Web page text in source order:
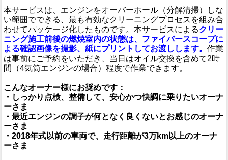
本サービスは、エンジンをオーバーホール（分解清掃）しな
い範囲でできる、最も有効なクリーニングプロセスを組み合
わせてパッケージ化したものです。本サービスによるクリー
ニング施工前後の燃焼室内の状態は、ファイバースコープに
よる確認画像を撮影、紙にプリントしてお渡しします。 作業
は事前にご予約をいただき、当日はオイル交換を含めて2時
間（4気筒エンジンの場合）程度で作業できます。
こんなオーナー様にお奨めです：
・しっかり点検、整備して、安心かつ快調に乗りたいオーナ
ーさま
・最近エンジンの調子が何となく良くないとお感じのオーナ
ーさま
・2018年式以前の車両で、走行距離が3万km以上のオーナ
ーさま